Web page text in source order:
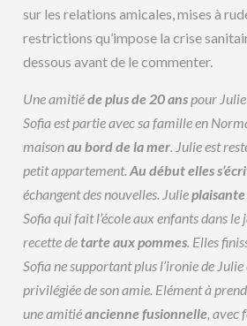
sur les relations amicales, mises à
restrictions qu’impose la crise
dessous avant de le commenter.
Une amitiéde plus de 20 anspour Julie
Sofia est partie avec sa famille en
maisonau bord de la mer. Julie est
petit appartement.Au débutelles
échangent des nouvelles. Julie
Sofia qui fait l’école aux enfants dans
recette de tarte aux pommes. Elles
Sofia ne supportant plus l’ironie de
privilégiée de son amie. Elément à
une amitiéancienne fusionnelle, avec